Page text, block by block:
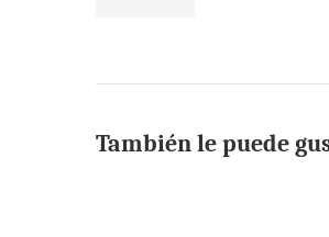
También le puede